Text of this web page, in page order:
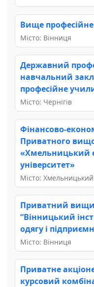
Вище
Місто: Вінниця
Державний
навчальний
професійне
Місто: Чернігів
Фінансово-
Приватного
«Хмельницький
університет»
Місто: Хмельницький
Приватний
“Вінницький
одягу і
Місто: Вінниця
Приватне
курсовий